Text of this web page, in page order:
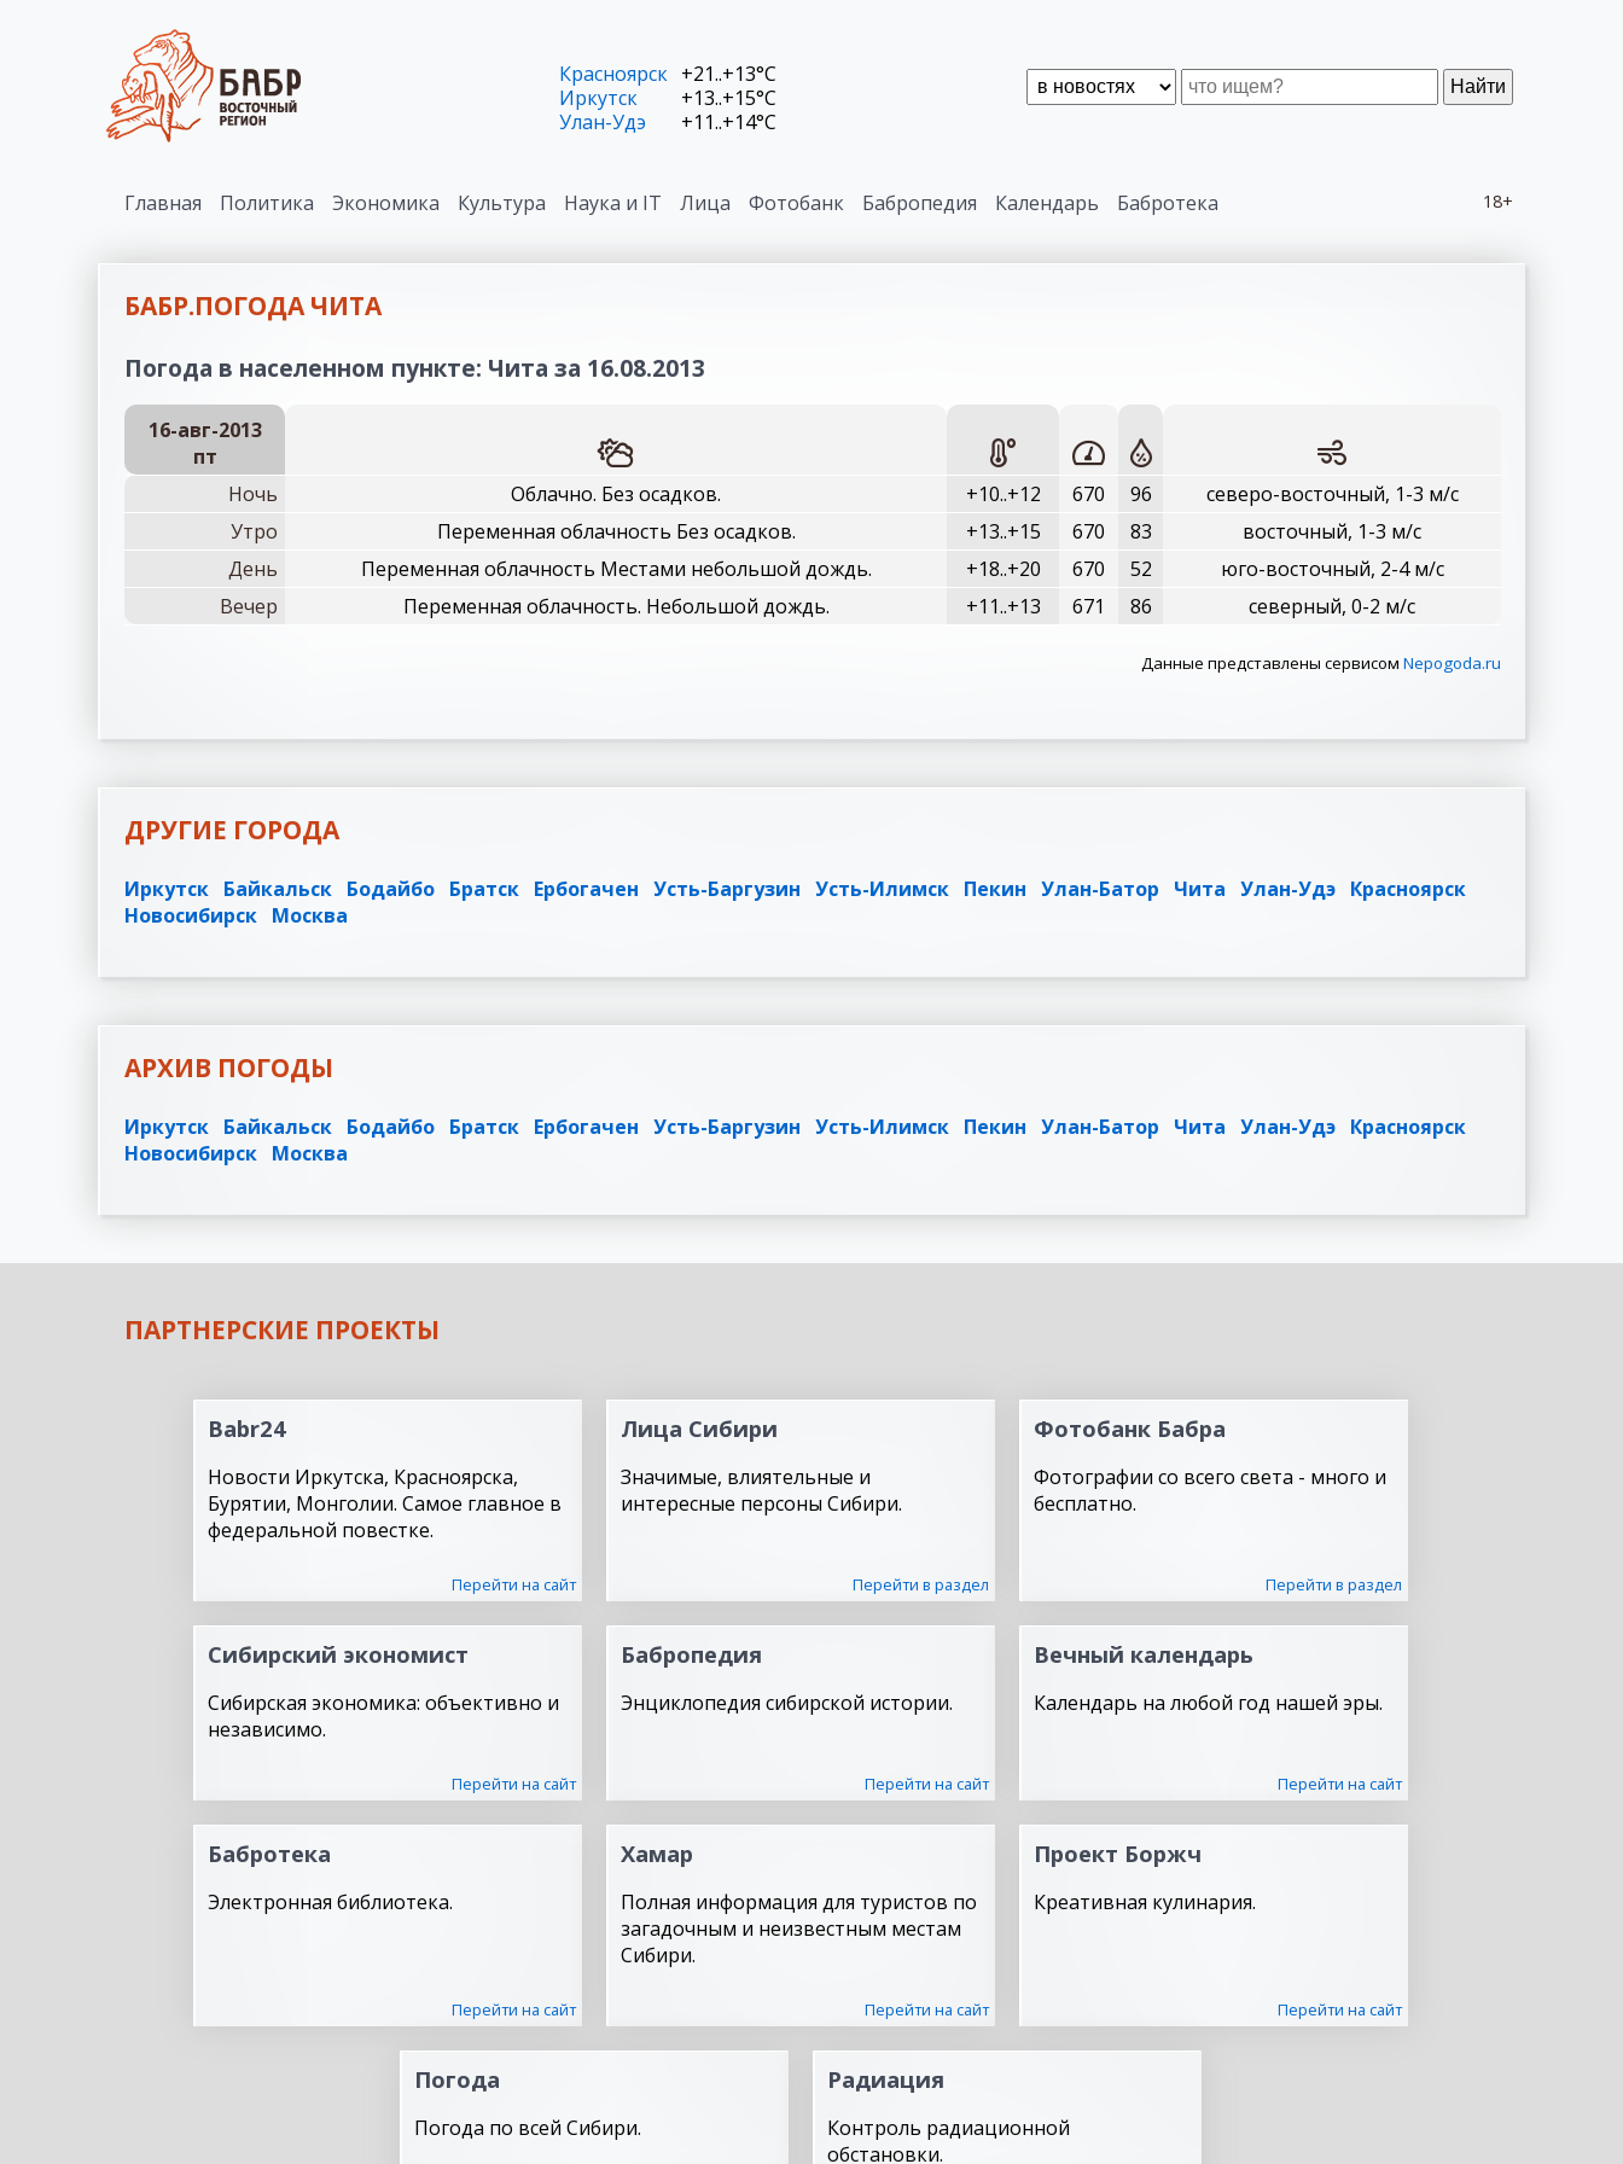
Найти
Красноярск +21..+13°C
Иркутск
+13..+15°C
Улан-Удэ
+11..+14°C
18+
Главная Политика Экономика Культура Наука и IT Лица Фотобанк Бабропедия Календарь Бабротека
БАБР.ПОГОДА ЧИТА
Погода в населенном пункте: Чита за 16.08.2013
16-авг-2013
пт
Ночь
Облачно. Без осадков. +10..+12 670 96
северо-восточный, 1-3 м/с
Утро
Переменная облачность Без осадков. +13..+15 670 83
восточный, 1-3 м/с
День
Переменная облачность Местами небольшой дождь. +18..+20 670 52
юго-восточный, 2-4 м/с
Вечер
Переменная облачность. Небольшой дождь. +11..+13 671 86 северный, 0-2 м/с
Данные представлены сервисом Nepogoda.ru
ДРУГИЕ ГОРОДА
Иркутск Байкальск Бодайбо Братск Ербогачен Усть-Баргузин Усть-Илимск Пекин Улан-Батор Чита Улан-Удэ Красноярск
Новосибирск Москва
АРХИВ ПОГОДЫ
Иркутск Байкальск Бодайбо Братск Ербогачен Усть-Баргузин Усть-Илимск Пекин Улан-Батор Чита Улан-Удэ Красноярск
Новосибирск Москва
ПАРТНЕРСКИЕ ПРОЕКТЫ
Babr24
Новости Иркутска, Красноярска,
Бурятии, Монголии. Самое главное в
федеральной повестке.
Перейти на сайт
Лица Сибири
Значимые, влиятельные и
интересные персоны Сибири.
Перейти в раздел
Фотобанк Бабра
Фотографии со всего света - много и
бесплатно.
Перейти в раздел
Сибирский экономист
Сибирская экономика: объективно и
независимо.
Перейти на сайт
Бабропедия
Энциклопедия сибирской истории.
Перейти на сайт
Вечный календарь
Календарь на любой год нашей эры.
Перейти на сайт
Бабротека
Электронная библиотека.
Перейти на сайт
Хамар
Полная информация для туристов по
загадочным и неизвестным местам
Сибири.
Перейти на сайт
Проект Боржч
Креативная кулинария.
Перейти на сайт
Погода
Погода по всей Сибири.
Радиация
Контроль радиационной
обстановки.